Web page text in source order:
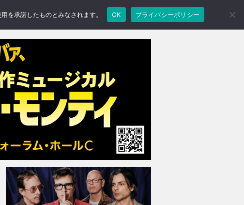
を承諾したものとみなされます。 OK プライバシーポリシー